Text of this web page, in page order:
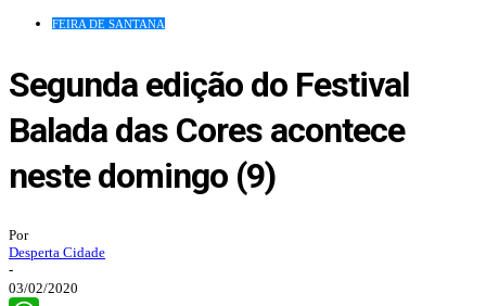
FEIRA DE SANTANA
Segunda edição do Festival
Balada das Cores acontece
neste domingo (9)
Por
Desperta Cidade
-
03/02/2020